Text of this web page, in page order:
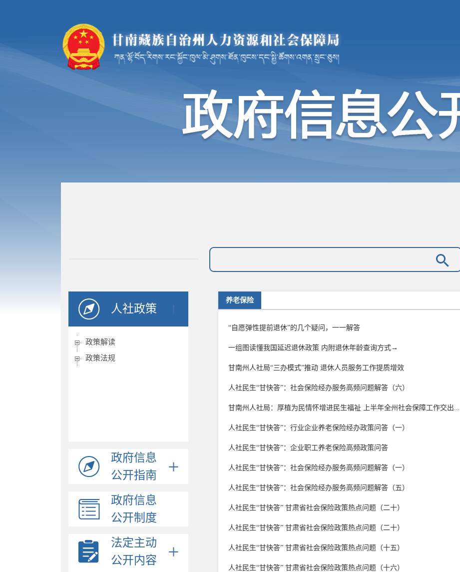
人社政策
政策解读
政策法规
政府信息
公开指南
政府信息
公开制度
法定主动
公开内容
养老保险
“自愿弹性提前退休”的几个疑问，一一解答
一组图读懂我国延迟退休政策 内附退休年龄查询方式→
甘南州人社局“三办模式”推动 退休人员服务工作提质增效
人社民生“甘快答”：社会保险经办服务高频问题解答（六）
甘南州人社局：厚植为民情怀增进民生福祉 上半年全州社会保障工作交出...
人社民生“甘快答”：行业企业养老保险经办政策问答（一）
人社民生“甘快答”：企业职工养老保险高频政策问答
人社民生“甘快答”：社会保险经办服务高频问题解答（一）
人社民生“甘快答”：社会保险经办服务高频问题解答（五）
人社民生“甘快答” 甘肃省社会保险政策热点问题（二十）
人社民生“甘快答” 甘肃省社会保险政策热点问题（二十）
人社民生“甘快答” 甘肃省社会保险政策热点问题（十五）
人社民生“甘快答” 甘肃省社会保险政策热点问题（十六）